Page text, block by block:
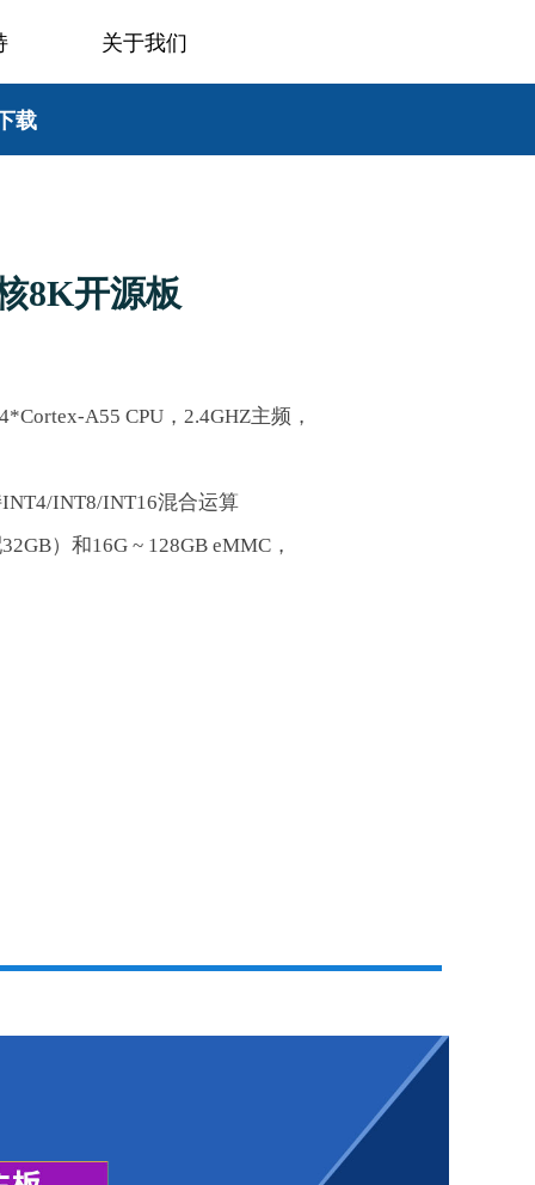
关于我们
载
8K开源板
A55 CPU，2.4GHZ主频，
INT8/INT16混合运算
）和16G ~ 128GB eMMC，